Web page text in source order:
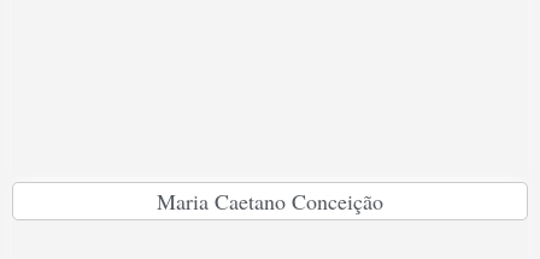
Maria Caetano Conceição